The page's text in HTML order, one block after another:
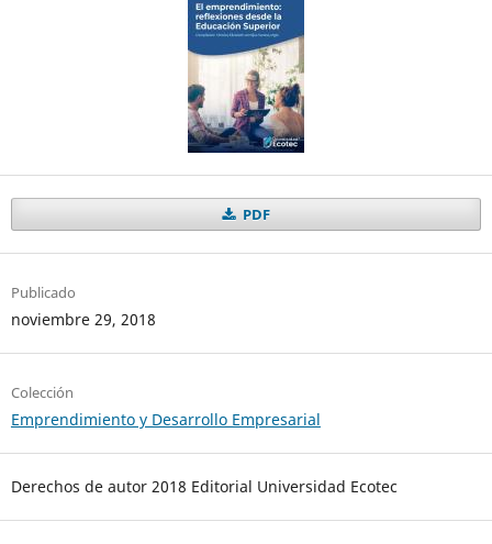
PDF
Publicado
noviembre 29, 2018
Colección
Emprendimiento y Desarrollo Empresarial
Derechos de autor 2018 Editorial Universidad Ecotec